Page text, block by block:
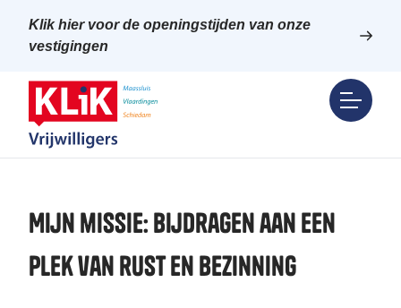
Klik hier voor de openingstijden van onze
vestigingen
Mijn missie: bijdragen aan een
plek van rust en bezinning